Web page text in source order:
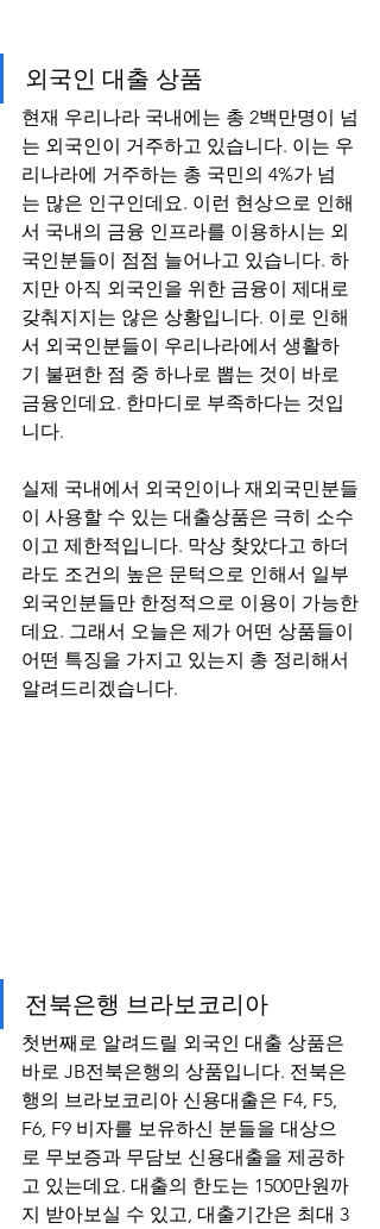
외국인 대출 상품
현재 우리나라 국내에는 총 2백만명이 넘
는 외국인이 거주하고 있습니다. 이는 우
리나라에 거주하는 총 국민의 4%가 넘
는 많은 인구인데요. 이런 현상으로 인해
서 국내의 금융 인프라를 이용하시는 외
국인분들이 점점 늘어나고 있습니다. 하
지만 아직 외국인을 위한 금융이 제대로
갖춰지지는 않은 상황입니다. 이로 인해
서 외국인분들이 우리나라에서 생활하
기 불편한 점 중 하나로 뽑는 것이 바로
금융인데요. 한마디로 부족하다는 것입
니다.
실제 국내에서 외국인이나 재외국민분들
이 사용할 수 있는 대출상품은 극히 소수
이고 제한적입니다. 막상 찾았다고 하더
라도 조건의 높은 문턱으로 인해서 일부
외국인분들만 한정적으로 이용이 가능한
데요. 그래서 오늘은 제가 어떤 상품들이
어떤 특징을 가지고 있는지 총 정리해서
알려드리겠습니다.
전북은행 브라보코리아
첫번째로 알려드릴 외국인 대출 상품은
바로 JB전북은행의 상품입니다. 전북은
행의 브라보코리아 신용대출은 F4, F5,
F6, F9 비자를 보유하신 분들을 대상으
로 무보증과 무담보 신용대출을 제공하
고 있는데요. 대출의 한도는 1500만원까
지 받아보실 수 있고, 대출기간은 최대 3